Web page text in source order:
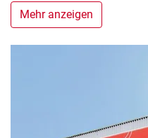
Mehr anzeigen